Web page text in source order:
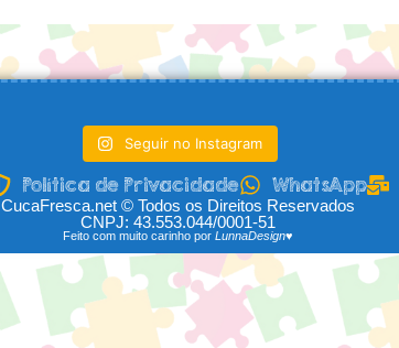
Seguir no Instagram
Política de Privacidade WhatsApp
CucaFresca.net © Todos os Direitos Reservados
CNPJ: 43.553.044/0001-51
Feito com muito carinho por LunnaDesign♥